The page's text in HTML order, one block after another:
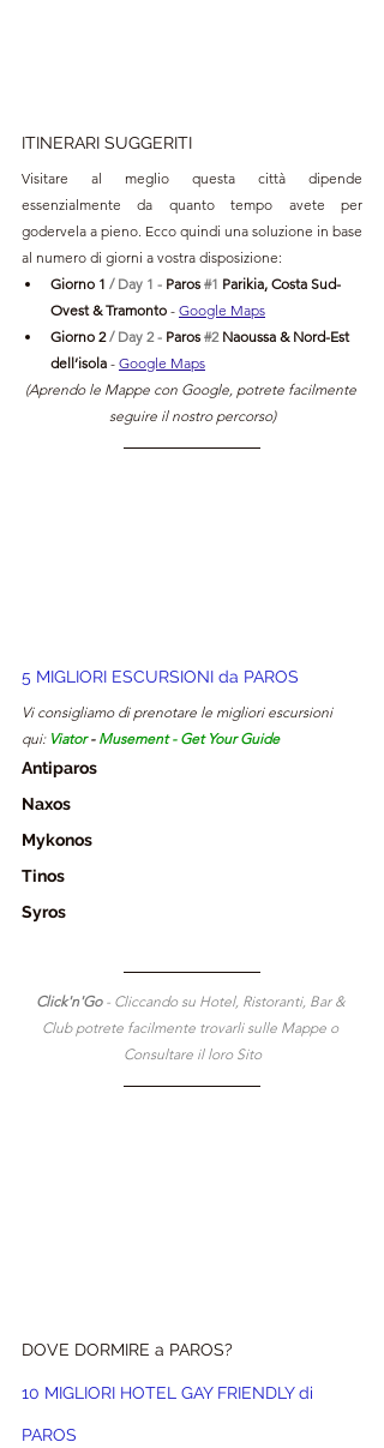
ITINERARI SUGGERITI
Visitare al meglio questa città dipende
essenzialmente da quanto tempo avete per
godervela a pieno. Ecco quindi una soluzione in base
al numero di giorni a vostra disposizione:
Giorno 1 / Day 1 - Paros #1 Parikia, Costa Sud-
Ovest & Tramonto - Google Maps
Giorno 2 / Day 2 - Paros #2 Naoussa & Nord-Est
dell’isola - Google Maps
(Aprendo le Mappe con Google, potrete facilmente
seguire il nostro percorso)
5 MIGLIORI ESCURSIONI da PAROS
Vi consigliamo di prenotare le migliori escursioni
qui: Viator - Musement - Get Your Guide
Antiparos
Naxos
Mykonos
Tinos
Syros
Click'n'Go - Cliccando su Hotel, Ristoranti, Bar &
Club potrete facilmente trovarli sulle Mappe o
Consultare il loro Sito
DOVE DORMIRE a PAROS?
10 MIGLIORI HOTEL GAY FRIENDLY di
PAROS